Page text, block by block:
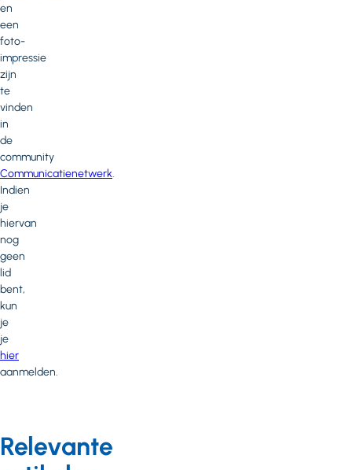
en
een
foto-
impressie
zijn
te
vinden
in
de
community
Communicatienetwerk.
Indien
je
hiervan
nog
geen
lid
bent,
kun
je
je
hier
aanmelden.
Relevante